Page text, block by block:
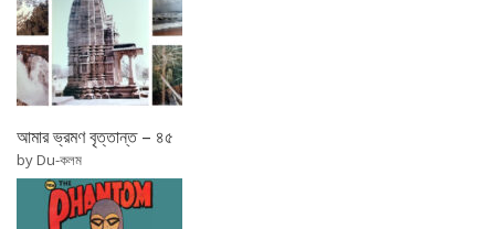
আমার ভ্রমণ বৃত্তান্ত – ৪৫
by Du-কলম